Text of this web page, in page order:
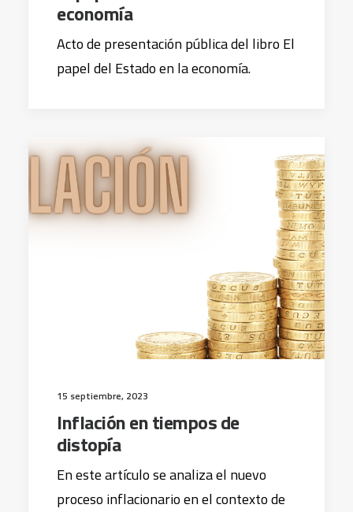
economía
Acto de presentación pública del libro El
papel del Estado en la economía.
15 septiembre, 2023
Inflación en tiempos de
distopía
En este artículo se analiza el nuevo
proceso inflacionario en el contexto de